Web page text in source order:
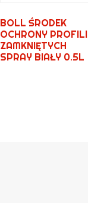
BOLL ŚRODEK
OCHRONY PROFILI
ZAMKNIĘTYCH
SPRAY BIAŁY 0.5L